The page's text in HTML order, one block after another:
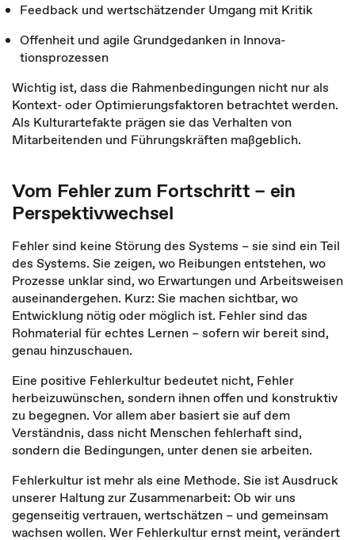
Feedback und wertschätzender Umgang mit Kritik
Offenheit und agile Grundgedanken in Inno­va­
tionsprozessen
Wichtig ist, dass die Rahmenbedingungen nicht nur als
Kontext- oder Optimierungsfaktoren betrachtet werden.
Als Kultur­artefakte prägen sie das Verhalten von
Mitarbeitenden und Führungskräften maßgeblich.
Vom Fehler zum Fortschritt – ein
Perspektivwechsel
Fehler sind keine Störung des Systems – sie sind ein Teil
des Systems. Sie zeigen, wo Reibungen entstehen, wo
Prozesse unklar sind, wo Erwartungen und Arbeitsweisen
auseinandergehen. Kurz: Sie machen sichtbar, wo
Entwicklung nötig oder möglich ist. Fehler sind das
Rohmaterial für echtes Lernen – sofern wir bereit sind,
genau hinzuschauen.
Eine positive Fehlerkultur bedeutet nicht, Fehler
herbeizuwünschen, sondern ihnen offen und konstruktiv
zu begegnen. Vor allem aber basiert sie auf dem
Verständnis, dass nicht Menschen fehlerhaft sind,
sondern die Bedingungen, unter denen sie arbeiten.
Fehlerkultur ist mehr als eine Methode. Sie ist Ausdruck
unserer Haltung zur Zusammenarbeit: Ob wir uns
gegenseitig vertrauen, wertschätzen – und gemeinsam
wachsen wollen. Wer Fehlerkultur ernst meint, verändert